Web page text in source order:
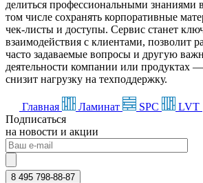
делиться профессиональными знаниями
том числе сохранять корпоративные
чек-листы и доступы. Сервис станет
взаимодействия с клиентами, позволит
часто задаваемые вопросы и другую
деятельности компании или продуктах
снизит нагрузку на техподдержку.
Главная Ламинат SPC LVT
Подписаться
на новости и акции
8 495 798-88-87